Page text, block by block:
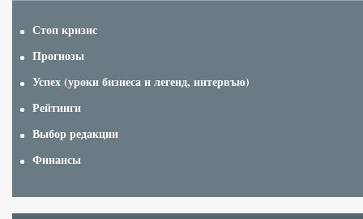
Стоп кризис
Прогнозы
Успех (уроки бизнеса и легенд, интервъю)
Рейтинги
Выбор редакции
Финансы